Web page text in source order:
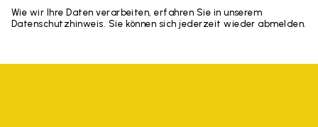
Wie wir Ihre Daten verarbeiten, erfahren Sie in unserem
Datenschutzhinweis. Sie können sich jederzeit wieder abmelden.